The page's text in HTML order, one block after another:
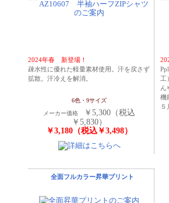
2024年春 新登場！
疎水性に優れた軽量素材使用。汗を戻さず
拡散。汗冷えを解消。
6色・9サイズ
メーカー価格
￥5,300（税込
￥5,830）
￥3,180（税込￥3,498）
工
ん
機
５
全面フルカラー昇華プリント